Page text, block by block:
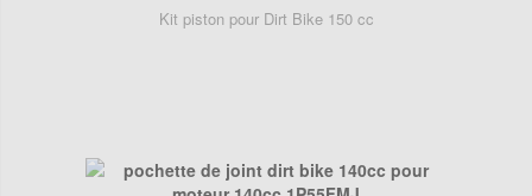
Kit piston pour Dirt Bike 150 cc